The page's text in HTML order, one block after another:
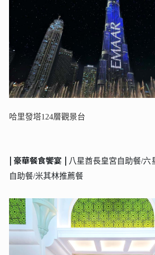
哈里發塔124層觀景台
| 豪華餐食饗宴 | 八星酋長皇宮自助餐/六
自助餐/米其林推薦餐